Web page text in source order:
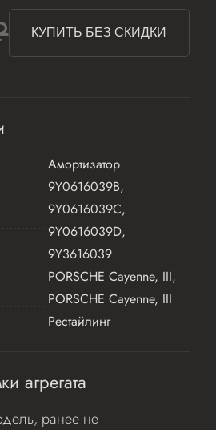
КУПИТЬ БЕЗ СКИДКИ
Амортизатор
9Y0616039B,
9Y0616039C,
9Y0616039D,
9Y3616039
PORSCHE Cayenne, III,
PORSCHE Cayenne, III
Рестайлинг
агрегата
ранее не